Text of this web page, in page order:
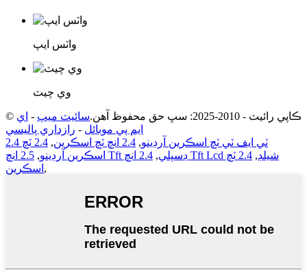
واٽس ايپ
وي چيٽ
© ڪاپي رائيٽ - 2010-2025: سڀ حق محفوظ آهن. سائيٽ ميپ - اي
ايم پي موبائل - رازداري پاليسي
2.4 ٽي ايف ٽي ٽچ اسڪرين آرڊينو, 2.4 انچ ٽچ اسڪرين ,
2.4 ٽچ
اسڪرين آرڊينو, 2.5 انچ Tft ڊسپلي, 2.4 انچ Tft Lcd شيلڊ,
2.4 ٽچ
اسڪرين ,